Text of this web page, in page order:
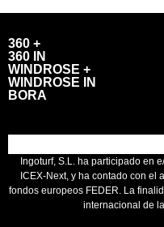
360 +
360 IN
WINDROSE +
WINDROSE IN
BORA
Ingoturf, S.L. ha participado en
ICEX-Next, y ha contado con el
fondos europeos FEDER. La
internacional de